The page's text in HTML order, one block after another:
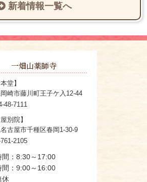
新着情報一覧へ
一畑山薬師寺
堂】
崎市藤川町王子ケ入12-44
48-7111
別院】
古屋市千種区春岡1-30-9
2105
間：8:30～17:00
間：9:00～16:00
休